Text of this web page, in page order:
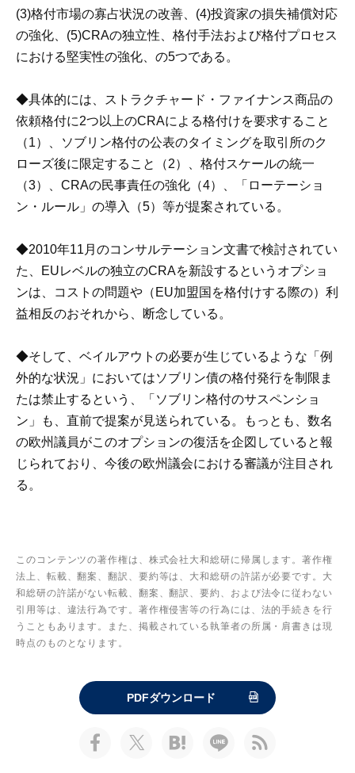
(3)格付市場の寡占状況の改善、(4)投資家の損失補償対応
の強化、(5)CRAの独立性、格付手法および格付プロセス
における堅実性の強化、の5つである。
◆具体的には、ストラクチャード・ファイナンス商品の
依頼格付に2つ以上のCRAによる格付けを要求すること
（1）、ソブリン格付の公表のタイミングを取引所のク
ローズ後に限定すること（2）、格付スケールの統一
（3）、CRAの民事責任の強化（4）、「ローテーショ
ン・ルール」の導入（5）等が提案されている。
◆2010年11月のコンサルテーション文書で検討されてい
た、EUレベルの独立のCRAを新設するというオプショ
ンは、コストの問題や（EU加盟国を格付けする際の）利
益相反のおそれから、断念している。
◆そして、ベイルアウトの必要が生じているような「例
外的な状況」においてはソブリン債の格付発行を制限ま
たは禁止するという、「ソブリン格付のサスペンショ
ン」も、直前で提案が見送られている。もっとも、数名
の欧州議員がこのオプションの復活を企図していると報
じられており、今後の欧州議会における審議が注目され
る。
このコンテンツの著作権は、株式会社大和総研に帰属します。著作権
法上、転載、翻案、翻訳、要約等は、大和総研の許諾が必要です。大
和総研の許諾がない転載、翻案、翻訳、要約、および法令に従わない
引用等は、違法行為です。著作権侵害等の行為には、法的手続きを行
うこともあります。また、掲載されている執筆者の所属・肩書きは現
時点のものとなります。
PDFダウンロード